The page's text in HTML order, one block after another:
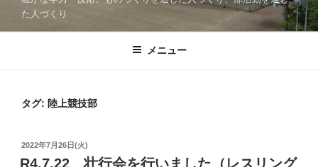
た人づくり
メニュー
タグ: 陸上競技部
投
稿
2022年7月26日(火)
R4.7.22 壮行会を行いました（レスリング